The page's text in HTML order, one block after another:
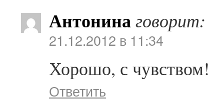
Антонинаговорит:
21.12.2012 в 11:34
Хорошо, с чувством!
Ответить